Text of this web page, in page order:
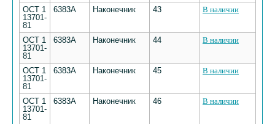
ОСТ 1
13701-
81
6383А Наконечник 43 В наличии
ОСТ 1
13701-
81
6383А Наконечник 44 В наличии
ОСТ 1
13701-
81
6383А Наконечник 45 В наличии
ОСТ 1
13701-
81
6383А Наконечник 46 В наличии